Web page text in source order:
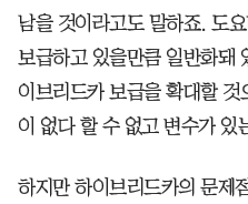
남을 것이라고도 말하죠. 도
보급하고 있을만큼 일반화돼
이브리드카 보급을 확대할
이 없다 할 수 없고 변수가 있
하지만 하이브리드카의 문제